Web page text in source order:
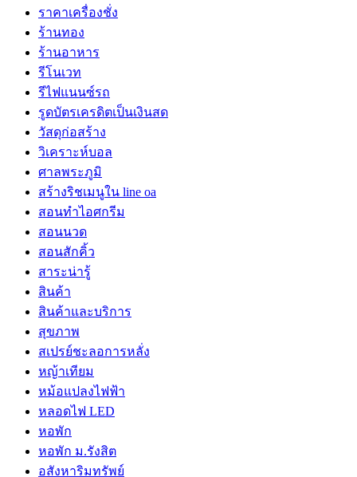
ราคาเครื่องชั่ง
ร้านทอง
ร้านอาหาร
รีโนเวท
รีไฟแนนซ์รถ
รูดบัตรเครดิตเป็นเงินสด
วัสดุก่อสร้าง
วิเคราะห์บอล
ศาลพระภูมิ
สร้างริชเมนูใน line oa
สอนทำไอศกรีม
สอนนวด
สอนสักคิ้ว
สาระน่ารู้
สินค้า
สินค้าและบริการ
สุขภาพ
สเปรย์ชะลอการหลั่ง
หญ้าเทียม
หม้อแปลงไฟฟ้า
หลอดไฟ LED
หอพัก
หอพัก ม.รังสิต
อสังหาริมทรัพย์